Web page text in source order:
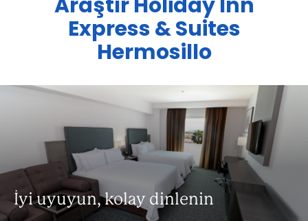
Express & Suites
Hermosillo
İyi uyuyun, kolay dinlenin